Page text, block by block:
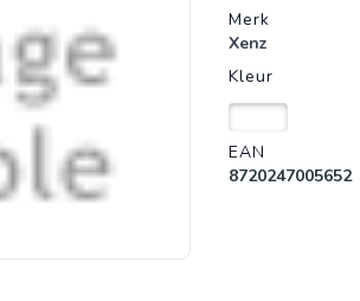
Merk
Xenz
Kleur
EAN
8720247005652